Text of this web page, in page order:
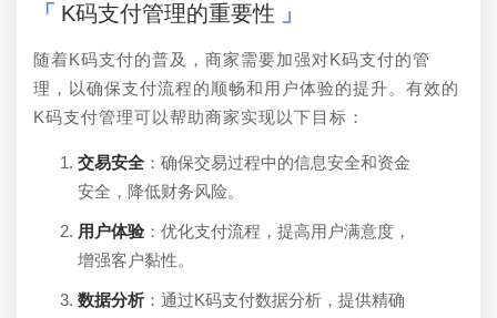
K码支付管理的重要性
随着K码支付的普及，商家需要加强对K码支付的管
理，以确保支付流程的顺畅和用户体验的提升。有效的
K码支付管理可以帮助商家实现以下目标：
交易安全：确保交易过程中的信息安全和资金
安全，降低财务风险。
用户体验：优化支付流程，提高用户满意度，
增强客户黏性。
数据分析 ：通过K码支付数据分析，提供精确